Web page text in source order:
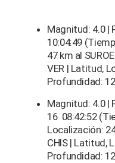
Magnitud: 4.0 |
10:04:49
47 km al
VER | Latitud,
Profundidad:
Magnitud: 4.0 |
16 08:42:52
Localización:
CHIS | Latitud,
Profundidad: